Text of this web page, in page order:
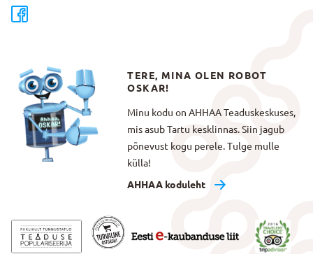
TERE, MINA OLEN ROBOT
OSKAR!
Minu kodu on AHHAA Teaduskeskuses,
mis asub Tartu kesklinnas. Siin jagub
põnevust kogu perele. Tulge mulle
külla!
AHHAA koduleht